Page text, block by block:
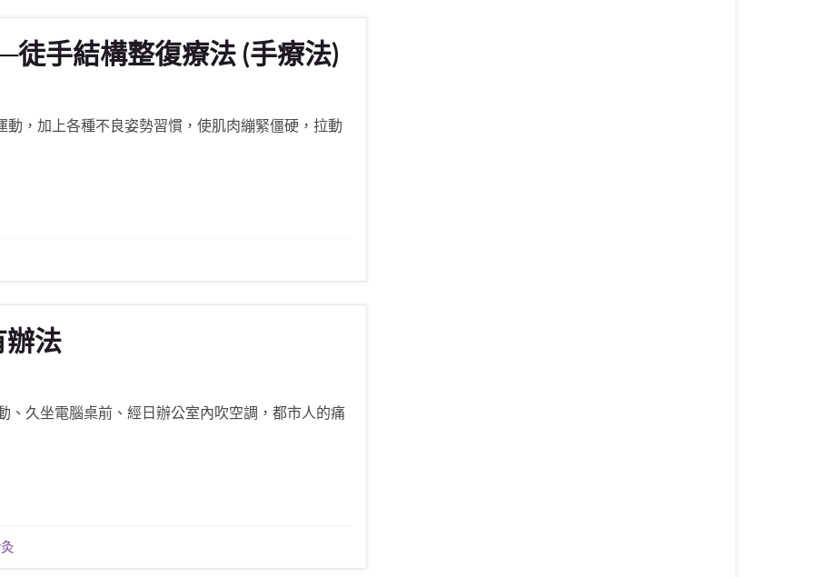
手結構整復療法 (手療法)
，加上各種不良姿勢習慣，使肌肉繃緊僵硬，拉動
辦法
久坐電腦桌前、經日辦公室內吹空調，都市人的痛